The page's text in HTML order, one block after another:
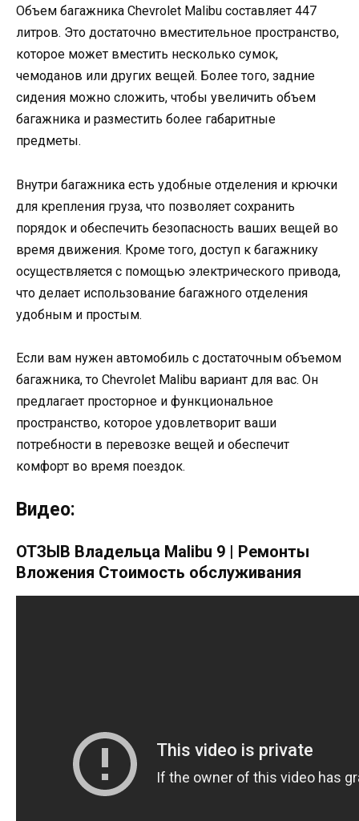
Объем багажника Chevrolet Malibu составляет 447
литров. Это достаточно вместительное пространство,
которое может вместить несколько сумок,
чемоданов или других вещей. Более того, задние
сидения можно сложить, чтобы увеличить объем
багажника и разместить более габаритные
предметы.
Внутри багажника есть удобные отделения и крючки
для крепления груза, что позволяет сохранить
порядок и обеспечить безопасность ваших вещей во
время движения. Кроме того, доступ к багажнику
осуществляется с помощью электрического привода,
что делает использование багажного отделения
удобным и простым.
Если вам нужен автомобиль с достаточным объемом
багажника, то Chevrolet Malibu вариант для вас. Он
предлагает просторное и функциональное
пространство, которое удовлетворит ваши
потребности в перевозке вещей и обеспечит
комфорт во время поездок.
Видео:
ОТЗЫВ Владельца Malibu 9 | Ремонты
Вложения Стоимость обслуживания